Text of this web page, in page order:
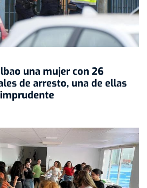
una mujer con 26
de arresto, una de ellas